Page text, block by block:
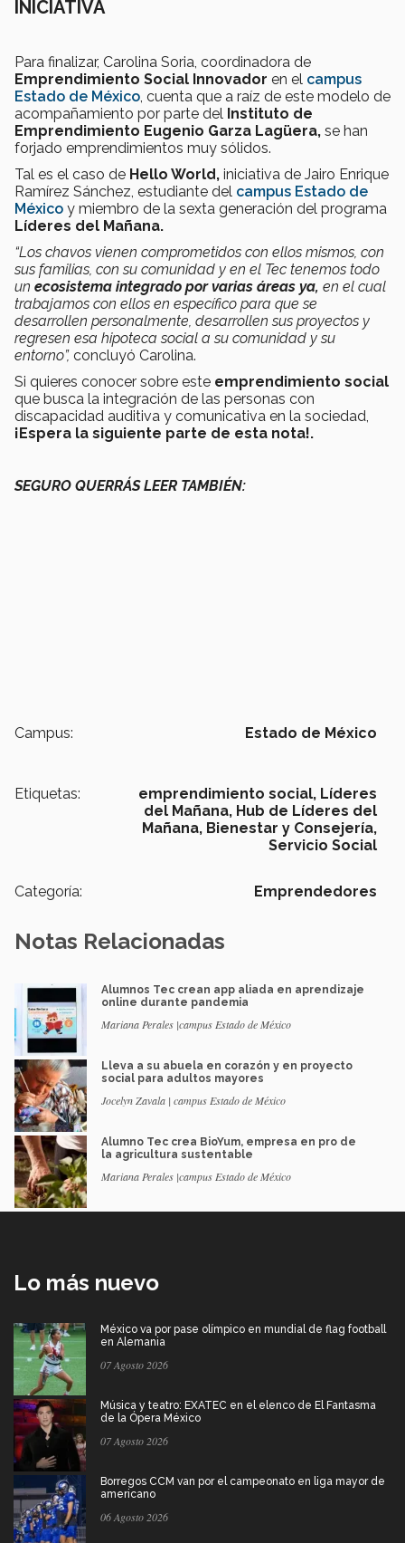
INICIATIVA
Para finalizar, Carolina Soria, coordinadora de
Emprendimiento Social Innovador en el campus
Estado de México , cuenta que a raíz de este modelo de
acompañamiento por parte del Instituto de
Emprendimiento Eugenio Garza Lagüera, se han
forjado emprendimientos muy sólidos.
Tal es el caso de Hello World, iniciativa de Jairo Enrique
Ramírez Sánchez, estudiante del campus Estado de
México y miembro de la sexta generación del programa
Líderes del Mañana.
“Los chavos vienen comprometidos con ellos mismos, con
sus familias, con su comunidad y en el Tec tenemos todo
un ecosistema integrado por varias áreas ya, en el cual
trabajamos con ellos en específico para que se
desarrollen personalmente, desarrollen sus proyectos y
regresen esa hipoteca social a su comunidad y su
entorno”, concluyó Carolina.
Si quieres conocer sobre este emprendimiento social
que busca la integración de las personas con
discapacidad auditiva y comunicativa en la sociedad,
¡Espera la siguiente parte de esta nota!.
SEGURO QUERRÁS LEER TAMBIÉN:
Campus: Estado de México
Etiquetas: emprendimiento social, Líderes
del Mañana, Hub de Líderes del
Mañana, Bienestar y Consejería,
Servicio Social
Categoría: Emprendedores
Notas Relacionadas
Alumnos Tec crean app aliada en aprendizaje
online durante pandemia
Mariana Perales |campus Estado de México
Lleva a su abuela en corazón y en proyecto
social para adultos mayores
Jocelyn Zavala | campus Estado de México
Alumno Tec crea BioYum, empresa en pro de
la agricultura sustentable
Mariana Perales |campus Estado de México
Lo más nuevo
México va por pase olímpico en mundial de flag football
en Alemania
07 Agosto 2026
Música y teatro: EXATEC en el elenco de El Fantasma
de la Ópera México
07 Agosto 2026
Borregos CCM van por el campeonato en liga mayor de
americano
06 Agosto 2026